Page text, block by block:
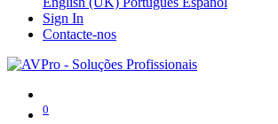
Sign In
Contacte-nos
0